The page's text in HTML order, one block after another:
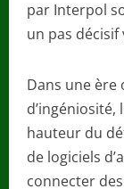
par Interpol
un pas
Dans une
d’ingéniosité,
hauteur du
de logiciels
connecter